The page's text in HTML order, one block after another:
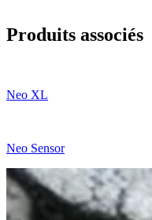
Produits associés
Neo XL
Neo Sensor